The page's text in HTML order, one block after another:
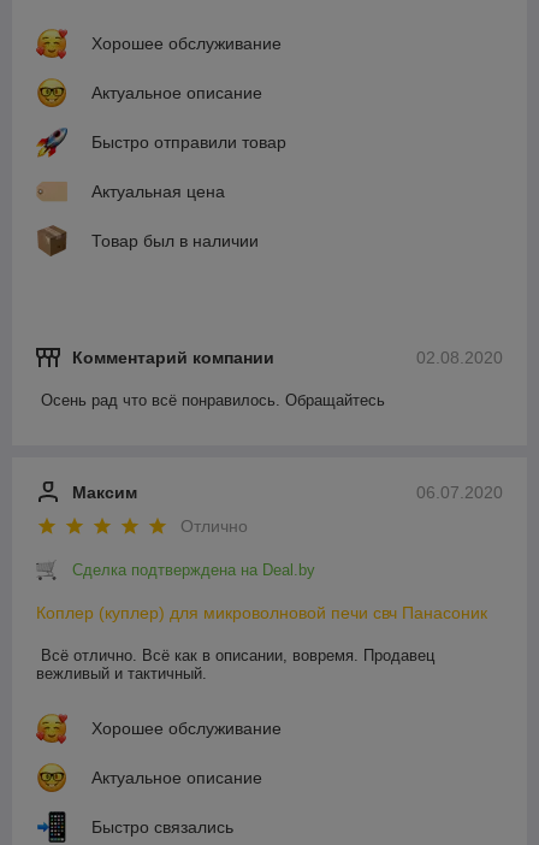
Хорошее обслуживание
Актуальное описание
Быстро отправили товар
Актуальная цена
Товар был в наличии
02.08.2020
Комментарий компании
Осень рад что всё понравилось. Обращайтесь
06.07.2020
Максим
Отлично
Сделка подтверждена на Deal.by
Коплер (куплер) для микроволновой печи свч Панасоник
Всё отлично. Всё как в описании, вовремя. Продавец
вежливый и тактичный.
Хорошее обслуживание
Актуальное описание
Быстро связались